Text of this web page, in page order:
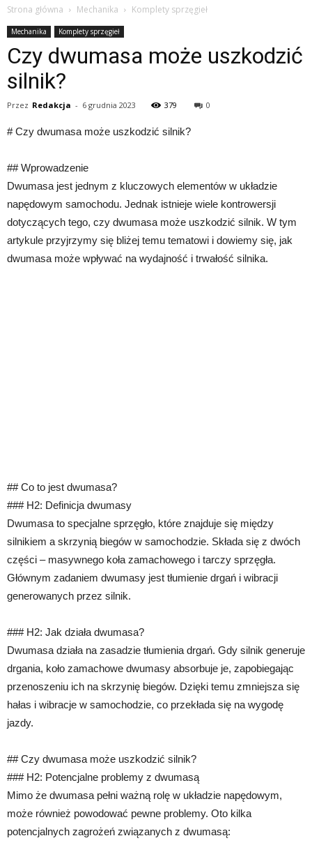
Strona główna Mechanika Komplety sprzęgieł
Mechanika Komplety sprzęgieł
Czy dwumasa może uszkodzić
silnik?
Przez Redakcja - 6 grudnia 2023 379 0
# Czy dwumasa może uszkodzić silnik?
## Wprowadzenie
Dwumasa jest jednym z kluczowych elementów w układzie
napędowym samochodu. Jednak istnieje wiele kontrowersji
dotyczących tego, czy dwumasa może uszkodzić silnik. W tym
artykule przyjrzymy się bliżej temu tematowi i dowiemy się, jak
dwumasa może wpływać na wydajność i trwałość silnika.
## Co to jest dwumasa?
### H2: Definicja dwumasy
Dwumasa to specjalne sprzęgło, które znajduje się między
silnikiem a skrzynią biegów w samochodzie. Składa się z dwóch
części – masywnego koła zamachowego i tarczy sprzęgła.
Głównym zadaniem dwumasy jest tłumienie drgań i wibracji
generowanych przez silnik.
### H2: Jak działa dwumasa?
Dwumasa działa na zasadzie tłumienia drgań. Gdy silnik generuje
drgania, koło zamachowe dwumasy absorbuje je, zapobiegając
przenoszeniu ich na skrzynię biegów. Dzięki temu zmniejsza się
hałas i wibracje w samochodzie, co przekłada się na wygodę
jazdy.
## Czy dwumasa może uszkodzić silnik?
### H2: Potencjalne problemy z dwumasą
Mimo że dwumasa pełni ważną rolę w układzie napędowym,
może również powodować pewne problemy. Oto kilka
potencjalnych zagrożeń związanych z dwumasą: